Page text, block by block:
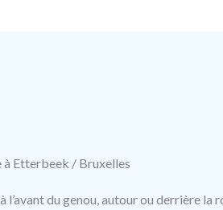
à Etterbeek / Bruxelles
l’avant du genou, autour ou derrière la